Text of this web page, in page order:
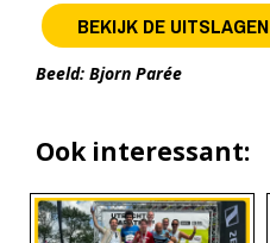
BEKIJK DE UITSLAGEN
Beeld: Bjorn Parée
Ook interessant: